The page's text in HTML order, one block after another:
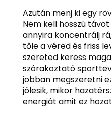
Azután menj ki egy
Nem kell hosszú
annyira koncentrálj
tőle a véred és friss
szereted keress
szórakoztató
jobban megszeretni
jólesik, mikor
energiát amit ez